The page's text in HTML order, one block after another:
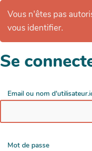
Vous n'êtes pas
vous identifier.
Se
Email ou nom
Mot de passe